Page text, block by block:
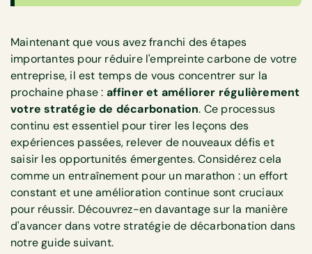
Maintenant que vous avez franchi des étapes
importantes pour réduire l'empreinte carbone de votre
entreprise, il est temps de vous concentrer sur la
prochaine phase : affiner et améliorer régulièrement
votre stratégie de décarbonation. Ce processus
continu est essentiel pour tirer les leçons des
expériences passées, relever de nouveaux défis et
saisir les opportunités émergentes. Considérez cela
comme un entraînement pour un marathon : un effort
constant et une amélioration continue sont cruciaux
pour réussir. Découvrez-en davantage sur la manière
d'avancer dans votre stratégie de décarbonation dans
notre guide suivant.